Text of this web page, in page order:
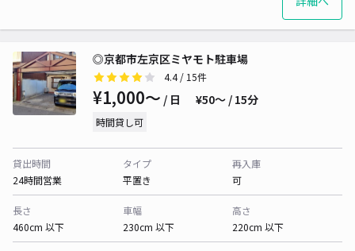
◎京都市左京区ミヤモト駐車場
4.4/ 15件
¥1,000〜 / 日 ¥50〜 / 15分
時間貸し可
貸出時間
24時間営業
タイプ
平置き
再入庫
可
長さ
460cm 以下
車幅
230cm 以下
高さ
220cm 以下